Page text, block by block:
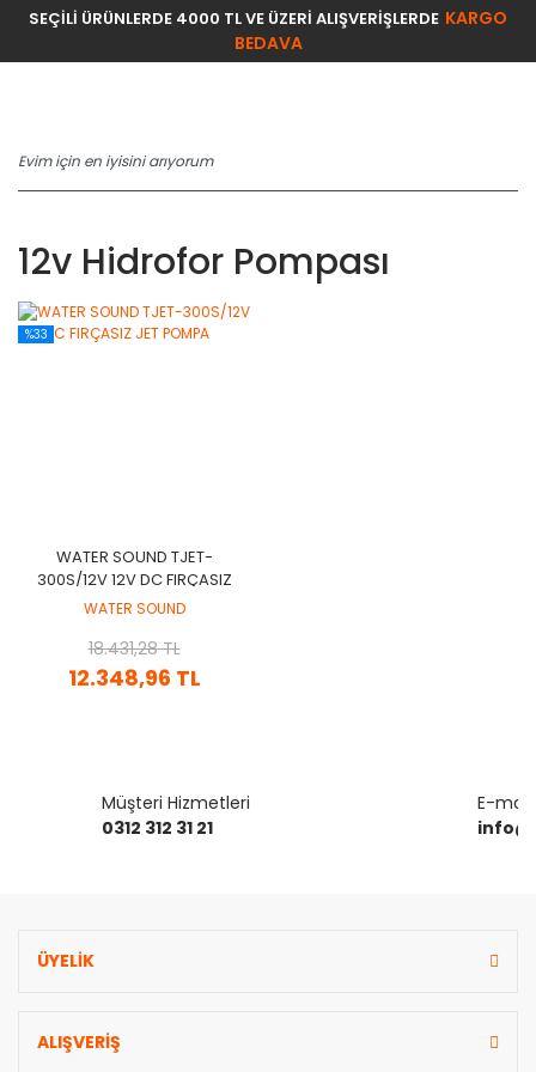
SEÇİLİ ÜRÜNLERDE 4000 TL VE ÜZERİ ALIŞVERİŞLERDE KARGO
BEDAVA
12v Hidrofor Pompası
%33
WATER SOUND TJET-
300S/12V 12V DC FIRÇASIZ
JET POMPA
WATER SOUND
12.348,96 TL
18.431,28 TL
Müşteri Hizmetleri
0312 312 31 21
E-mail
ÜYELİK
ALIŞVERİŞ